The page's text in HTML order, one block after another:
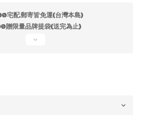
宅配.郵寄皆免運(台灣本島)
贈限量品牌提袋(送完為止)